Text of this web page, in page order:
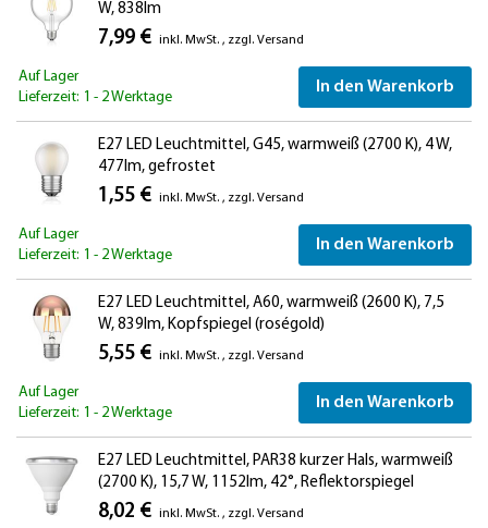
W, 838lm
7,99 € inkl. MwSt. , zzgl. Versand
Auf Lager
Lieferzeit: 1 - 2 Werktage
In den Warenkorb
E27 LED Leuchtmittel, G45, warmweiß (2700 K), 4 W,
477lm, gefrostet
1,55 € inkl. MwSt. , zzgl. Versand
Auf Lager
Lieferzeit: 1 - 2 Werktage
In den Warenkorb
E27 LED Leuchtmittel, A60, warmweiß (2600 K), 7,5
W, 839lm, Kopfspiegel (roségold)
5,55 € inkl. MwSt. , zzgl. Versand
Auf Lager
Lieferzeit: 1 - 2 Werktage
In den Warenkorb
E27 LED Leuchtmittel, PAR38 kurzer Hals, warmweiß
(2700 K), 15,7 W, 1152lm, 42°, Reflektorspiegel
(silber)
8,02 € inkl. MwSt. , zzgl. Versand